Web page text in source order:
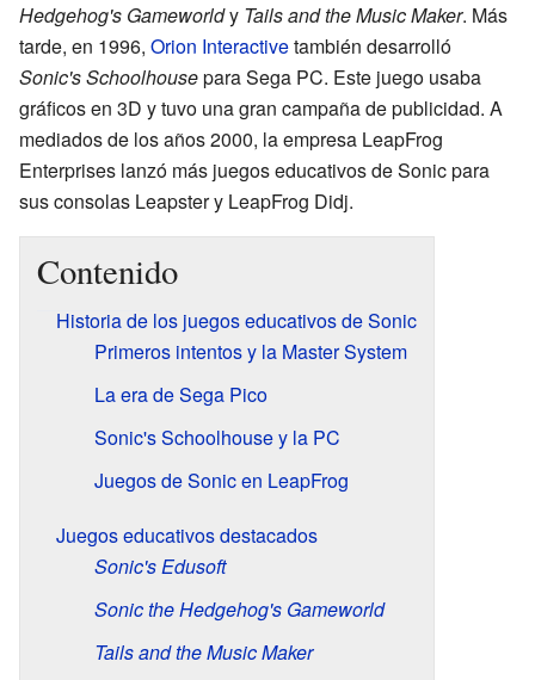
Hedgehog's Gameworldy Tails and the Music Maker. Más
tarde, en 1996, Orion Interactivetambién desarrolló
Sonic's Schoolhousepara Sega PC. Este juego usaba
gráficos en 3D y tuvo una gran campaña de publicidad. A
mediados de los años 2000, la empresa LeapFrog
Enterprises lanzó más juegos educativos de Sonic para
sus consolas Leapster y LeapFrog Didj.
Contenido
Historia de los juegos educativos de Sonic
Primeros intentos y la Master System
La era de Sega Pico
Sonic's Schoolhouse y la PC
Juegos de Sonic en LeapFrog
Juegos educativos destacados
Sonic's Edusoft
Sonic the Hedgehog's Gameworld
Tails and the Music Maker